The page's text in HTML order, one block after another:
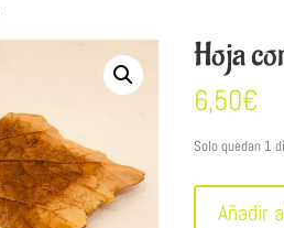
Hoja
6,50€
Solo quedan 1
Añadir